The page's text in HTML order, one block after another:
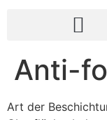
Anti-
Art der